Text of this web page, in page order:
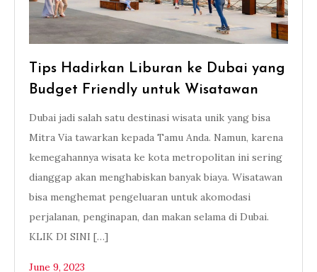
Tips Hadirkan Liburan ke Dubai yang
Budget Friendly untuk Wisatawan
Dubai jadi salah satu destinasi wisata unik yang bisa
Mitra Via tawarkan kepada Tamu Anda. Namun, karena
kemegahannya wisata ke kota metropolitan ini sering
dianggap akan menghabiskan banyak biaya. Wisatawan
bisa menghemat pengeluaran untuk akomodasi
perjalanan, penginapan, dan makan selama di Dubai.
KLIK DI SINI […]
June 9, 2023